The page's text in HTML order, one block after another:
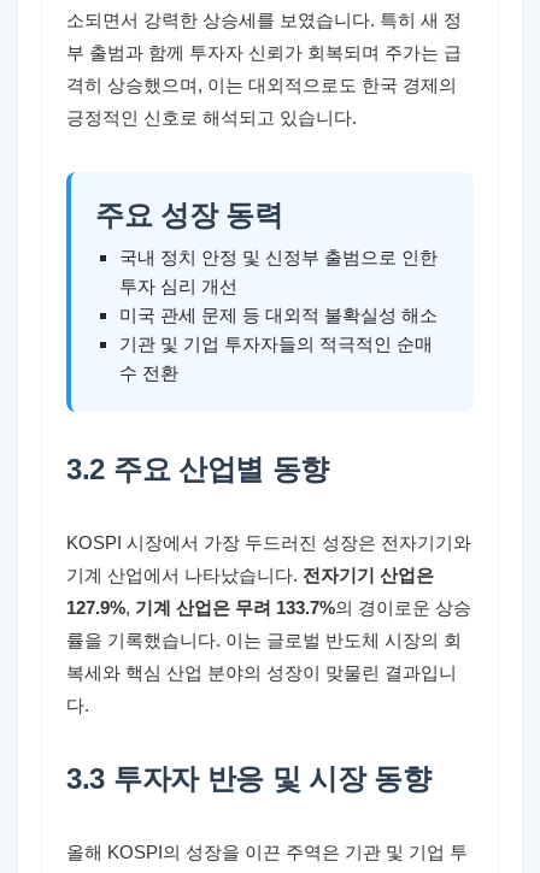
소되면서 강력한 상승세를 보였습니다. 특히 새 정
부 출범과 함께 투자자 신뢰가 회복되며 주가는 급
격히 상승했으며, 이는 대외적으로도 한국 경제의
긍정적인 신호로 해석되고 있습니다.
주요 성장 동력
국내 정치 안정 및 신정부 출범으로 인한
투자 심리 개선
미국 관세 문제 등 대외적 불확실성 해소
기관 및 기업 투자자들의 적극적인 순매
수 전환
3.2 주요 산업별 동향
KOSPI 시장에서 가장 두드러진 성장은 전자기기와
기계 산업에서 나타났습니다. 전자기기 산업은
127.9%, 기계 산업은 무려 133.7%의 경이로운 상승
률을 기록했습니다. 이는 글로벌 반도체 시장의 회
복세와 핵심 산업 분야의 성장이 맞물린 결과입니
다.
3.3 투자자 반응 및 시장 동향
올해 KOSPI의 성장을 이끈 주역은 기관 및 기업 투